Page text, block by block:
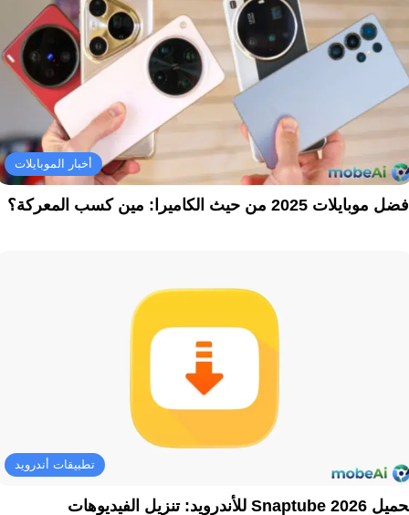
أخبار الموبايلات
موبايلات 2025 من حيث الكاميرا: مين كسب المعركة؟
تطبيقات أندرويد
تحميل Snaptube 2026 للأندرويد: تنزيل الفيديوهات